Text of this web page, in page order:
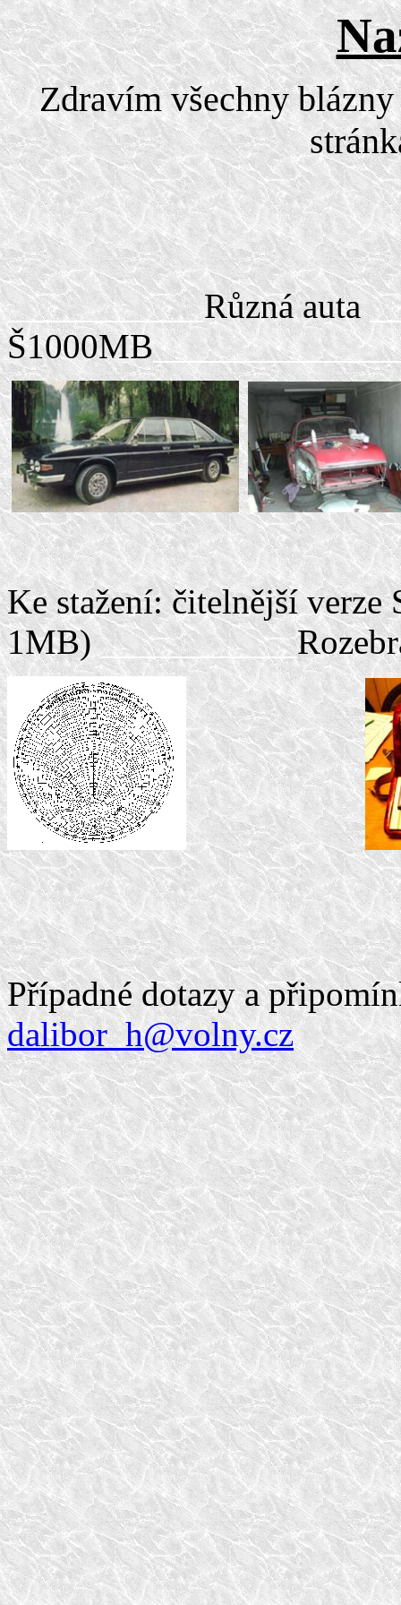
Zdravím všechny
___________Různá auta
Š1000MB
Ke stažení: čitelnější
1MB)___________
Případné dotazy a
dalibor_h@volny.cz